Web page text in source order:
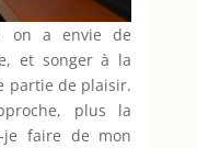
on a envie de
et songer à la
partie de plaisir.
plus la
faire de mon